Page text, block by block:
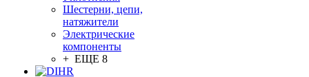
Шестерни, цепи,
натяжители
Электрические
компоненты
+ ЕЩЕ 8